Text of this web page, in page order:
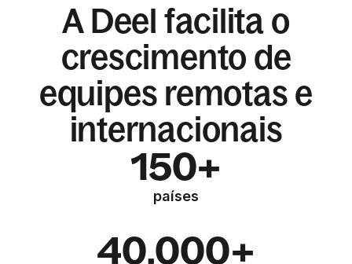
A Deel facilita o
crescimento de
equipes remotas e
internacionais
150+
países
40.000+